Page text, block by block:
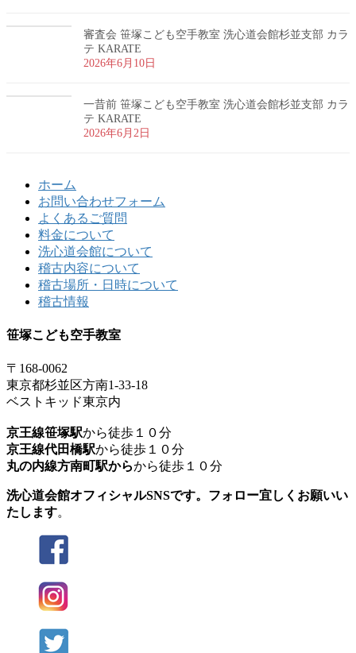
審査会 笹塚こども空手教室 洗心道会館杉並支部 カラ
テ KARATE
2026年6月10日
一昔前 笹塚こども空手教室 洗心道会館杉並支部 カラ
テ KARATE
2026年6月2日
ホーム
お問い合わせフォーム
よくあるご質問
料金について
洗心道会館について
稽古内容について
稽古場所・日時について
稽古情報
笹塚こども空手教室
〒168-0062
東京都杉並区方南1-33-18
ベストキッド東京内
京王線笹塚駅から徒歩１０分
京王線代田橋駅から徒歩１０分
丸の内線方南町駅からから徒歩１０分
洗心道会館オフィシャルSNSです。フォロー宜しくお願いい
たします。